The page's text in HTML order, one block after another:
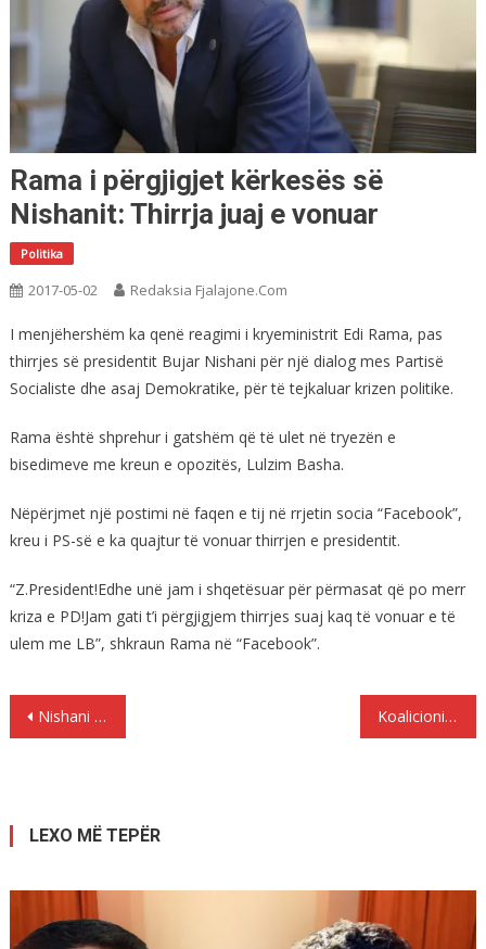
Rama i përgjigjet kërkesës së
Nishanit: Thirrja juaj e vonuar
Politika
2017-05-02 Redaksia Fjalajone.com
I menjëhershëm ka qenë reagimi i kryeministrit Edi Rama, pas
thirrjes së presidentit Bujar Nishani për një dialog mes Partisë
Socialiste dhe asaj Demokratike, për të tejkaluar krizen politike.
Rama është shprehur i gatshëm që të ulet në tryezën e
bisedimeve me kreun e opozitës, Lulzim Basha.
Nëpërjmet një postimi në faqen e tij në rrjetin socia “Facebook”,
kreu i PS-së e ka quajtur të vonuar thirrjen e presidentit.
“Z.President!Edhe unë jam i shqetësuar për përmasat që po merr
kriza e PD!Jam gati t’i përgjigjem thirrjes suaj kaq të vonuar e të
ulem me LB”, shkraun Rama në “Facebook”.
Lëvizje
Nishani – Ramës dhe Bashës: Koha të uleni në tryezë, kriza është shqetësuese Koalicioni opozitar mirëpret ftesën e Nishanit për dialog
LEXO MË TEPËR